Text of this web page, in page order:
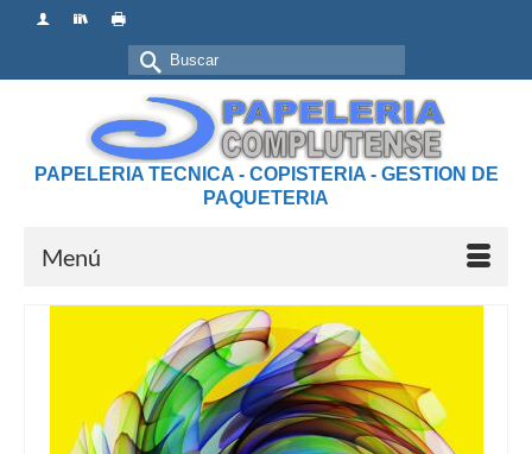
Buscar
por:
PAPELERIA TECNICA - COPISTERIA - GESTION DE
PAQUETERIA
Menú